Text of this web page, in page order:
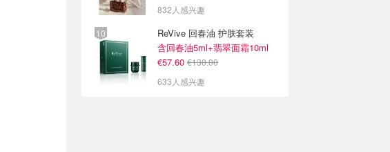
832人感兴趣
ReVive 回春油 护肤套装
含回春油5ml+翡翠面霜10ml
€57.60 €130.00
633人感兴趣